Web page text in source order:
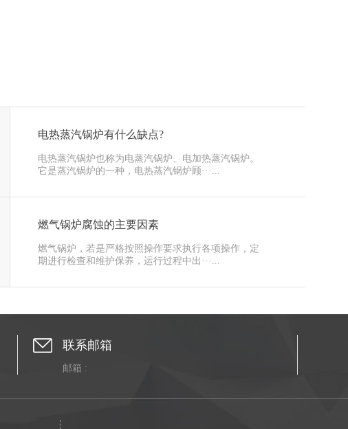
电热蒸汽锅炉有什么缺点?
电热蒸汽锅炉也称为电蒸汽锅炉、电加热蒸汽锅炉。
它是蒸汽锅炉的一种，电热蒸汽锅炉顾···...
燃气锅炉腐蚀的主要因素
燃气锅炉，若是严格按照操作要求执行各项操作，定
期进行检查和维护保养，运行过程中出···...
联系邮箱
邮箱 :